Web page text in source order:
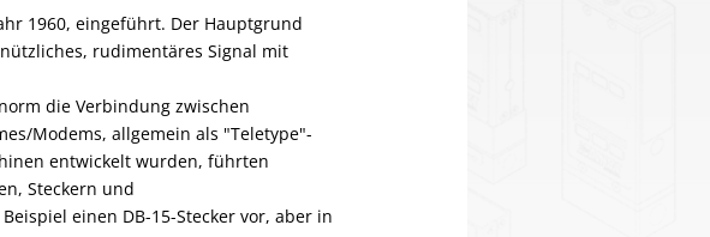
1960, eingeführt. Der Hauptgrund
rudimentäres Signal mit
die Verbindung zwischen
Modems, allgemein als "Teletype"-
entwickelt wurden, führten
Steckern und
einen DB-15-Stecker vor, aber in